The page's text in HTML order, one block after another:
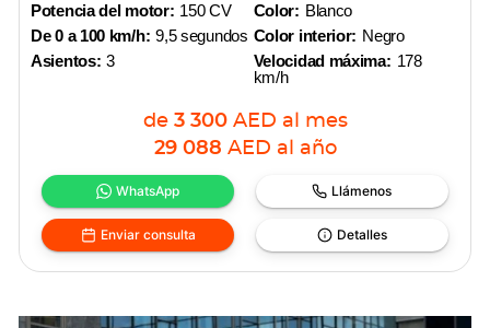
Potencia del motor: 150 CV
De 0 a 100 km/h: 9,5 segundos
Asientos: 3
Color: Blanco
Color interior: Negro
Velocidad máxima: 178
km/h
de 3 300 AED al mes
29 088 AED al año
WhatsApp Llámenos
Enviar consulta Detalles